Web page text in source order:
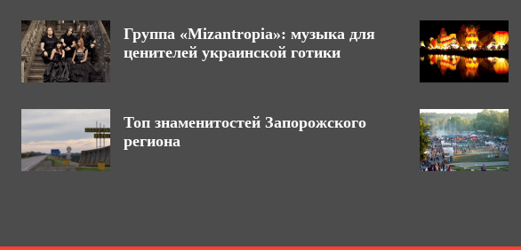
Группа «Mizantropia»: музыка для
ценителей украинской готики
Топ знаменитостей Запорожского
региона